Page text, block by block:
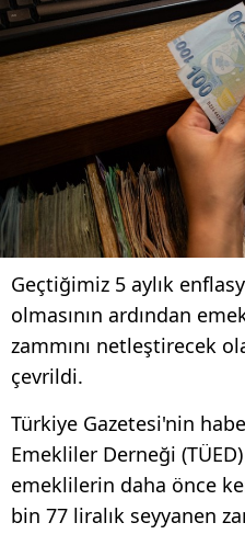
Geçtiğimiz 5 aylık
olmasının ardından
zammını netleştirecek
çevrildi.
Türkiye Gazetesi'nin
Emekliler Derneği
emeklilerin daha önce
bin 77 liralık seyyanen